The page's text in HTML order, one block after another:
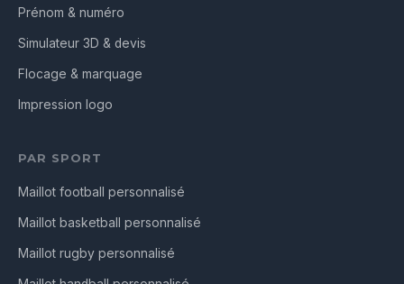
Prénom & numéro
Simulateur 3D & devis
Flocage & marquage
Impression logo
PAR SPORT
Maillot football personnalisé
Maillot basketball personnalisé
Maillot rugby personnalisé